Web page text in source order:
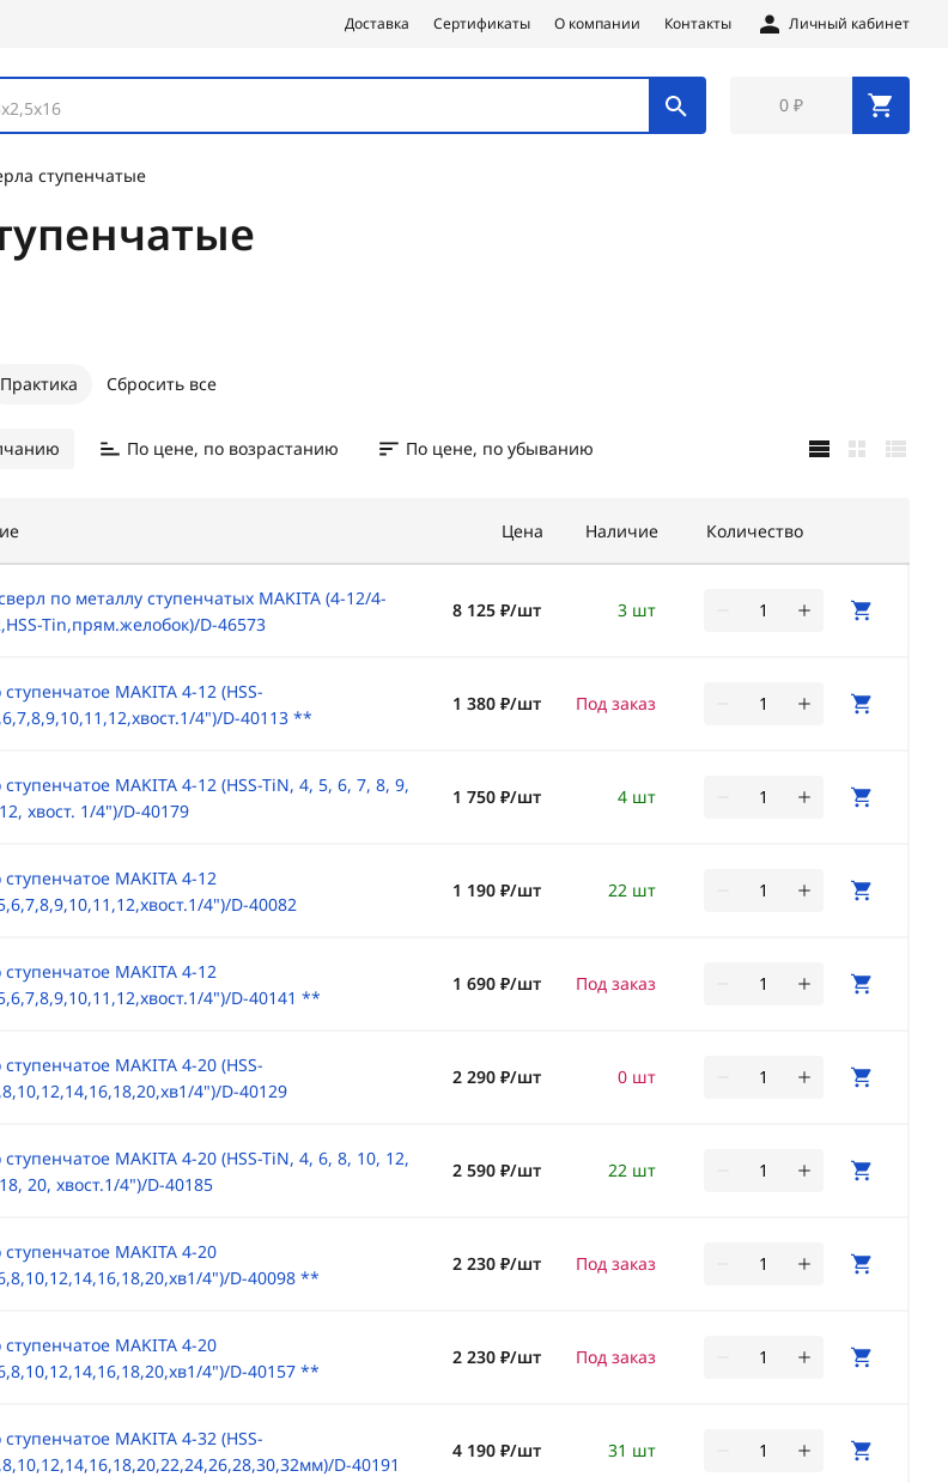
Доставка Сертификаты О компании Контакты Личный кабинет
0 ₽
ступенчатые
Практика Сбросить все
По цене, по возрастанию По цене, по убыванию
Цена Наличие Количество
по металлу ступенчатых MAKITA (4-12/4-
Tin,прям.желобок)/D-46573
3 шт
8 125 ₽/шт
MAKITA 4-12 (HSS-
4")/D-40113 **
Под заказ
1 380 ₽/шт
MAKITA 4-12 (HSS-TiN, 4, 5, 6, 7, 8, 9,
хвост. 1/4")/D-40179
4 шт
1 750 ₽/шт
MAKITA 4-12
4")/D-40082
22 шт
1 190 ₽/шт
MAKITA 4-12
4")/D-40141 **
Под заказ
1 690 ₽/шт
MAKITA 4-20 (HSS-
4")/D-40129
0 шт
2 290 ₽/шт
MAKITA 4-20 (HSS-TiN, 4, 6, 8, 10, 12,
20, хвост.1/4")/D-40185
22 шт
2 590 ₽/шт
MAKITA 4-20
4")/D-40098 **
Под заказ
2 230 ₽/шт
MAKITA 4-20
4")/D-40157 **
Под заказ
2 230 ₽/шт
MAKITA 4-32 (HSS-
D-40191
31 шт
4 190 ₽/шт